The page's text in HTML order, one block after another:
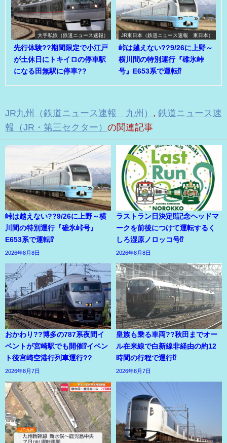
大手私鉄（鉄道ニュース速報）
先行体験??期間限定で小江戸
が土休日にトキイロの停車駅
になる田無駅に停車??
JR東日本（鉄道ニュース速報 東日本）
峠は越えない??9/26に上野～
横川間の特別運行『碓氷峠
号』E653系で運転⁉
JR九州（鉄道ニュース速報 九州） , 鉄道ニュース速
報（JR・第三セクター） の関連記事
峠は越えない??9/26に上野～横
川間の特別運行『碓氷峠号』
E653系で運転⁉
2026年8月8日
ラストラン日決定⁉記念ヘッドマ
ークを前後につけて運転するく
しろ湿原ノロッコ号⁉
2026年8月8日
おかわり??博多の787系夜間イ
ベントが宮崎駅でも開催⁉イベン
ト後宮崎空港行列車運行??
2026年8月7日
皇族も乗る車両??秋田までオー
ル在来線で白新線非経由の約12
時間の行程で運行⁉
2026年8月7日